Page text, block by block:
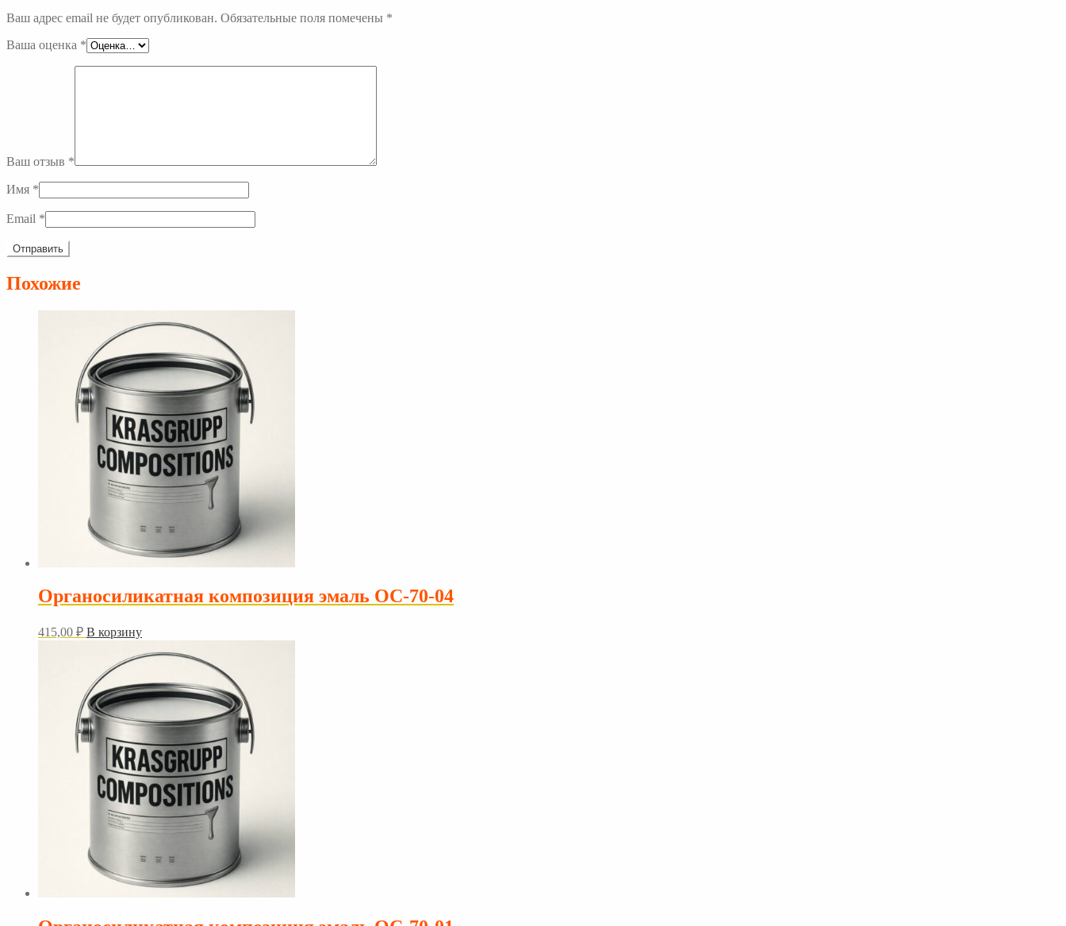
Ваш адрес email не будет опубликован. Обязательные поля помечены *
Ваша оценка *
Ваш отзыв *
Имя *
Email *
Похожие
Органосиликатная композиция эмаль ОС-70-04
415,00 ₽ В корзину